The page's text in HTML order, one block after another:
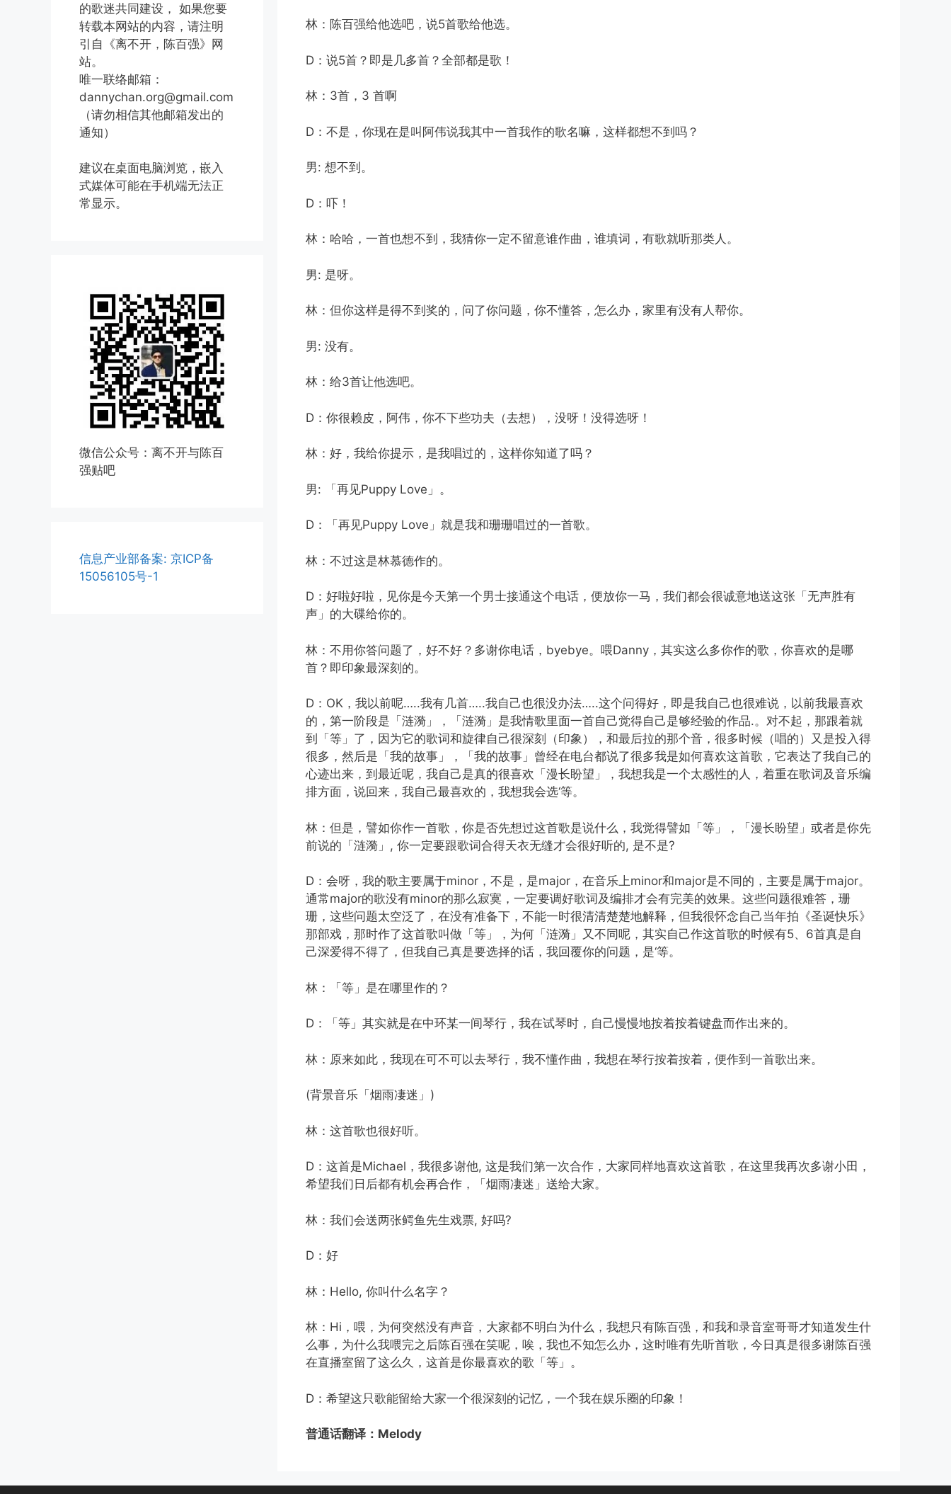
林：陈百强给他选吧，说5首歌给他选。
D：说5首？即是几多首？全部都是歌！
林：3首，3 首啊
D：不是，你现在是叫阿伟说我其中一首我作的歌名嘛，这样都想不到吗？
男: 想不到。
D：吓！
林：哈哈，一首也想不到，我猜你一定不留意谁作曲，谁填词，有歌就听那类人。
男: 是呀。
林：但你这样是得不到奖的，问了你问题，你不懂答，怎么办，家里有没有人帮你。
男: 没有。
林：给3首让他选吧。
D：你很赖皮，阿伟，你不下些功夫（去想），没呀！没得选呀！
林：好，我给你提示，是我唱过的，这样你知道了吗？
男: 「再见Puppy Love」。
D：「再见Puppy Love」就是我和珊珊唱过的一首歌。
林：不过这是林慕德作的。
D：好啦好啦，见你是今天第一个男士接通这个电话，便放你一马，我们都会很诚意地送这张「无声胜有
声」的大碟给你的。
林：不用你答问题了，好不好？多谢你电话，byebye。喂Danny，其实这么多你作的歌，你喜欢的是哪
首？即印象最深刻的。
D：OK，我以前呢…..我有几首…..我自己也很没办法…..这个问得好，即是我自己也很难说，以前我最喜欢
的，第一阶段是「涟漪」，「涟漪」是我情歌里面一首自己觉得自己是够经验的作品.。对不起，那跟着就
到「等」了，因为它的歌词和旋律自己很深刻（印象），和最后拉的那个音，很多时候（唱的）又是投入得
很多，然后是「我的故事」，「我的故事」曾经在电台都说了很多我是如何喜欢这首歌，它表达了我自己的
心迹出来，到最近呢，我自己是真的很喜欢「漫长盼望」，我想我是一个太感性的人，着重在歌词及音乐编
排方面，说回来，我自己最喜欢的，我想我会选‘等。
林：但是，譬如你作一首歌，你是否先想过这首歌是说什么，我觉得譬如「等」，「漫长盼望」或者是你先
前说的「涟漪」, 你一定要跟歌词合得天衣无缝才会很好听的, 是不是?
D：会呀，我的歌主要属于minor，不是，是major，在音乐上minor和major是不同的，主要是属于major。
通常major的歌没有minor的那么寂寞，一定要调好歌词及编排才会有完美的效果。这些问题很难答，珊
珊，这些问题太空泛了，在没有准备下，不能一时很清清楚楚地解释，但我很怀念自己当年拍《圣诞快乐》
那部戏，那时作了这首歌叫做「等」，为何「涟漪」又不同呢，其实自己作这首歌的时候有5、6首真是自
己深爱得不得了，但我自己真是要选择的话，我回覆你的问题，是‘等。
林：「等」是在哪里作的？
D：「等」其实就是在中环某一间琴行，我在试琴时，自己慢慢地按着按着键盘而作出来的。
林：原来如此，我现在可不可以去琴行，我不懂作曲，我想在琴行按着按着，便作到一首歌出来。
(背景音乐「烟雨凄迷」)
林：这首歌也很好听。
D：这首是Michael，我很多谢他, 这是我们第一次合作，大家同样地喜欢这首歌，在这里我再次多谢小田，
希望我们日后都有机会再合作，「烟雨凄迷」送给大家。
林：我们会送两张鳄鱼先生戏票, 好吗?
D：好
林：Hello, 你叫什么名字？
林：Hi，喂，为何突然没有声音，大家都不明白为什么，我想只有陈百强，和我和录音室哥哥才知道发生什
么事，为什么我喂完之后陈百强在笑呢，唉，我也不知怎么办，这时唯有先听首歌，今日真是很多谢陈百强
在直播室留了这么久，这首是你最喜欢的歌「等」。
D：希望这只歌能留给大家一个很深刻的记忆，一个我在娱乐圈的印象！
普通话翻译：Melody
的歌迷共同建设， 如果您要
转载本网站的内容，请注明
引自《离不开，陈百强》网
站。
唯一联络邮箱：
dannychan.org@gmail.com
（请勿相信其他邮箱发出的
通知）
建议在桌面电脑浏览，嵌入
式媒体可能在手机端无法正
常显示。
微信公众号：离不开与陈百
强贴吧
信息产业部备案: 京ICP备
15056105号-1